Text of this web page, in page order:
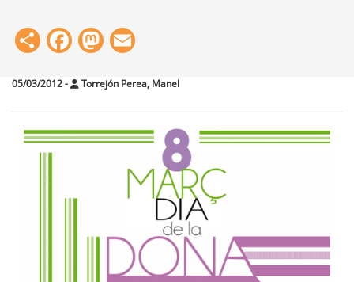
ShareFacebook
Mastodon
05/03/2012- Torrejón Perea, Manel